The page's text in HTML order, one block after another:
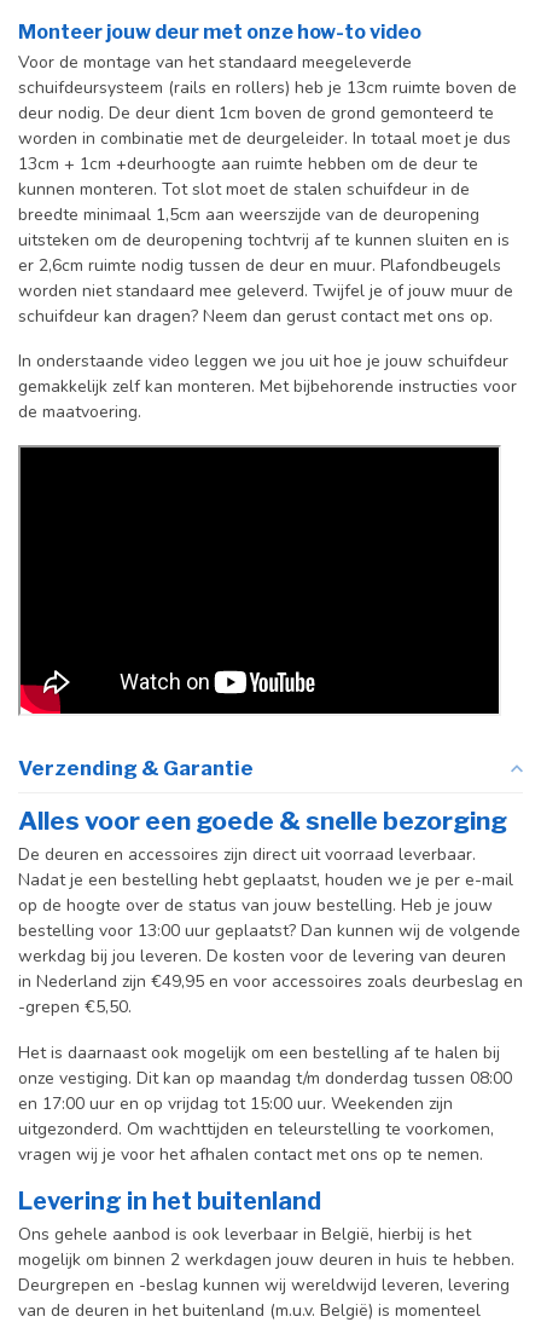
Incl. deurgreep
Incl. systeem
Monteer jouw deur met onze how-to video
Voor de montage van het standaard meegeleverde
schuifdeursysteem (rails en rollers) heb je 13cm ruimte boven de
deur nodig. De deur dient 1cm boven de grond gemonteerd te
worden in combinatie met de deurgeleider. In totaal moet je dus
13cm + 1cm +deurhoogte aan ruimte hebben om de deur te
kunnen monteren. Tot slot moet de stalen schuifdeur in de
breedte minimaal 1,5cm aan weerszijde van de deuropening
uitsteken om de deuropening tochtvrij af te kunnen sluiten en is
er 2,6cm ruimte nodig tussen de deur en muur. Plafondbeugels
worden niet standaard mee geleverd. Twijfel je of jouw muur de
schuifdeur kan dragen? Neem dan gerust contact met ons op.
In onderstaande video leggen we jou uit hoe je jouw schuifdeur
gemakkelijk zelf kan monteren. Met bijbehorende instructies voor
de maatvoering.
Verzending & Garantie
Alles voor een goede & snelle bezorging
De deuren en accessoires zijn direct uit voorraad leverbaar.
Nadat je een bestelling hebt geplaatst, houden we je per e-mail
op de hoogte over de status van jouw bestelling. Heb je jouw
bestelling voor 13:00 uur geplaatst? Dan kunnen wij de volgende
werkdag bij jou leveren. De kosten voor de levering van deuren
in Nederland zijn €49,95 en voor accessoires zoals deurbeslag en
-grepen €5,50.
Het is daarnaast ook mogelijk om een bestelling af te halen bij
onze vestiging. Dit kan op maandag t/m donderdag tussen 08:00
en 17:00 uur en op vrijdag tot 15:00 uur. Weekenden zijn
uitgezonderd. Om wachttijden en teleurstelling te voorkomen,
vragen wij je voor het afhalen contact met ons op te nemen.
Levering in het buitenland
Ons gehele aanbod is ook leverbaar in België, hierbij is het
mogelijk om binnen 2 werkdagen jouw deuren in huis te hebben.
Deurgrepen en -beslag kunnen wij wereldwijd leveren, levering
van de deuren in het buitenland (m.u.v. België) is momenteel